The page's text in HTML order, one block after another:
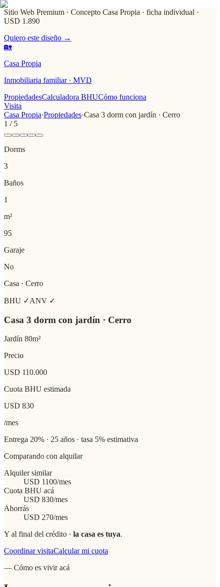
Sitio Web Premium · Concepto Casa Propia · ficha individual ·
USD 1.890
Quiero este diseño →
🏡
Casa Propia
Inmobiliaria familiar · MVD
PropiedadesCalculadora BHUCómo funciona
Visita
Casa Propia·Propiedades·Casa 3 dorm con jardín · Cerro
1 / 5
Dorms
3
Baños
1
m²
95
Garaje
No
Casa · Cerro
BHU ✓ANV ✓
Casa 3 dorm con jardín · Cerro
Jardín 80m²
Precio
USD 110.000
Cuota BHU estimada
USD 830
/mes
Entrega 20% · 25 años · tasa 5% estimativa
Comparando con alquilar
Alquiler similar
USD 1100/mes
Cuota BHU acá
USD 830/mes
Ahorrás
USD 270/mes
Y al final del crédito · la casa es tuya.
Coordinar visitaCalcular mi cuota
— Cómo es vivir acá